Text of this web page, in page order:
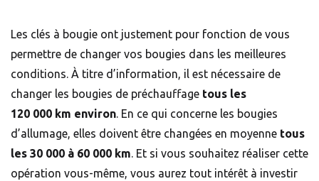
Les clés à bougie ont justement pour fonction de vous
permettre de changer vos bougies dans les meilleures
conditions. À titre d’information, il est nécessaire de
changer les bougies de préchauffage tous les
120 000 km environ. En ce qui concerne les bougies
d’allumage, elles doivent être changées en moyenne tous
les 30 000 à 60 000 km. Et si vous souhaitez réaliser cette
opération vous-même, vous aurez tout intérêt à investir